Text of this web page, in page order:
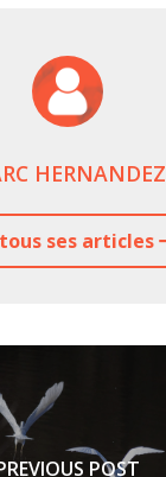
HERNANDEZ
ses articles
POST